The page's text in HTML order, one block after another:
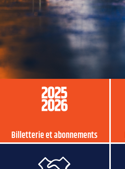
Billetterie et abonnements